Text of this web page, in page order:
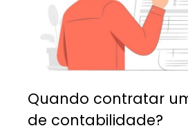
Quando contratar
de contabilidade?